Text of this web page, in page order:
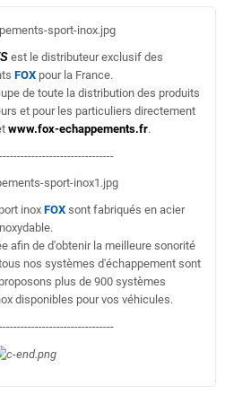
est le distributeur exclusif des
FOX pour la France.
de toute la distribution des produits
et pour les particuliers directement
www.fox-echappements.fr.
inox FOX sont fabriqués en acier
afin de d'obtenir la meilleure sonorité
nos systèmes d'échappement sont
plus de 900 systèmes
disponibles pour vos véhicules.